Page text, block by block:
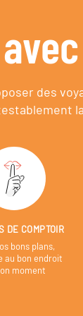
des
DE COMPTOIR
bons plans,
au bon endroit
moment